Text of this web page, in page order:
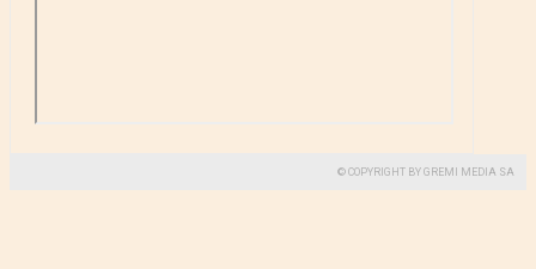
© COPYRIGHT BY GREMI MEDIA SA